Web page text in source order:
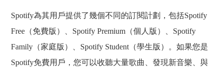
Spotify為其用戶提供了幾個不同的訂閱計劃，包括Spotify
Free（免費版）、Spotify Premium（個人版）、Spotify
Family（家庭版）、Spotify Student（學生版）。如果您是
Spotify免費用戶，您可以收聽大量歌曲、發現新音樂、與